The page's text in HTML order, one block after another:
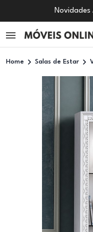
Novidades
Home Salas de Estar